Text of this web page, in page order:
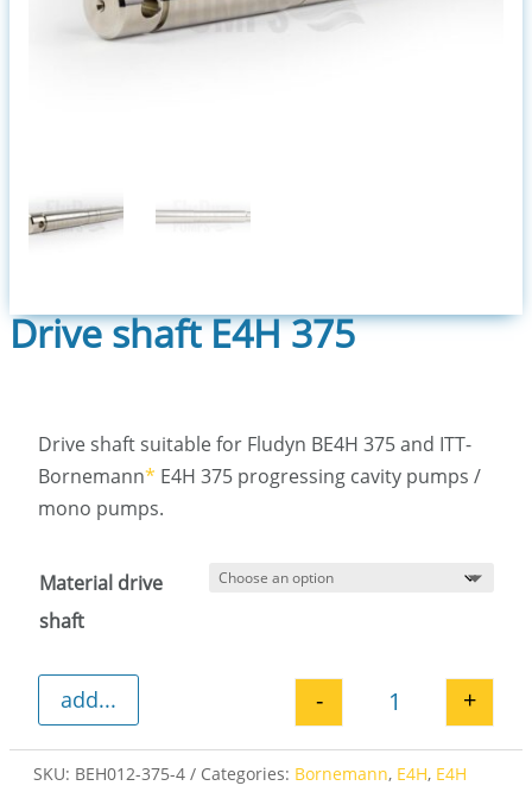
Drive shaft E4H 375
Drive shaft suitable for Fludyn BE4H 375 and ITT-
Bornemann* E4H 375 progressing cavity pumps /
mono pumps.
Material drive
shaft
Drive shaft
- +
add...
SKU: BEH012-375-4 Categories: Bornemann, E4H, E4H